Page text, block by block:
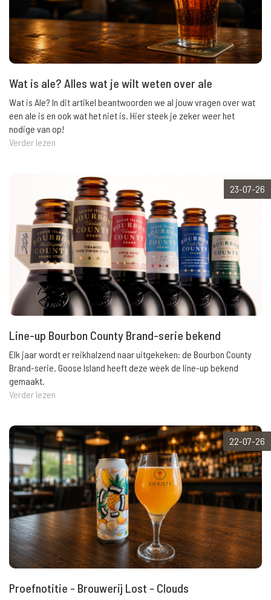
Wat is ale? Alles wat je wilt weten over ale
Wat is Ale? In dit artikel beantwoorden we al jouw vragen over wat
een ale is en ook wat het niet is. Hier steek je zeker weer het
nodige van op!
Verder lezen
23-07-26
Line-up Bourbon County Brand-serie bekend
Elk jaar wordt er reikhalzend naar uitgekeken: de Bourbon County
Brand-serie. Goose Island heeft deze week de line-up bekend
gemaakt.
Verder lezen
22-07-26
Proefnotitie - Brouwerij Lost - Clouds